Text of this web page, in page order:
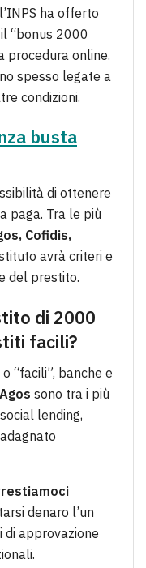
ha offerto
“bonus 2000
procedura online.
spesso legate a
condizioni.
busta
di ottenere
paga. Tra le più
Cofidis,
avrà criteri e
del prestito.
di 2000
facili?
“facili”, banche e
Agos sono tra i più
lending,
denaro l’un
di approvazione